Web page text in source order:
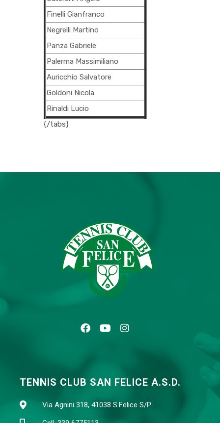
Finelli Gianfranco
Negrelli Martino
Panza Gabriele
Palerma Massimiliano
Auricchio Salvatore
Goldoni Nicola
Rinaldi Lucio
{/tabs}
TENNIS CLUB SAN FELICE A.S.D.
Via Agnini 318, 41038 S.Felice S/P